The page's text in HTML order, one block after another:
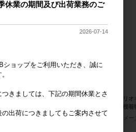
円
抹茶着物 ハローキティ MC
メーカー希望小売価格
2,000円
サンリ
ィ 桜
メ
休業の期間及び出荷業務のご
2026-07-14
ショップをご利用いただき、誠に
きましては、下記の期間休業とさ
出荷につきましてもご案内させて